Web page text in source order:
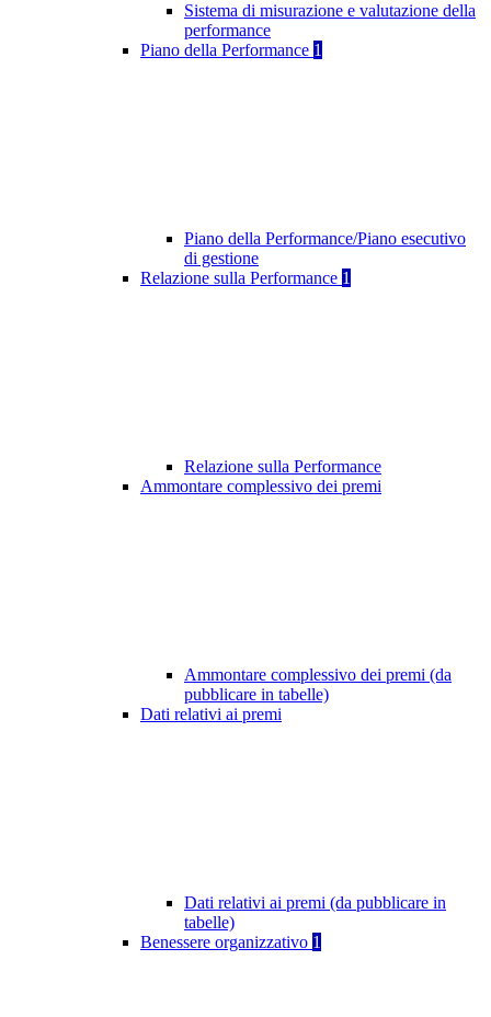
Sistema di misurazione e valutazione della
performance
Piano della Performance 1
Piano della Performance/Piano esecutivo
di gestione
Relazione sulla Performance 1
Relazione sulla Performance
Ammontare complessivo dei premi
Ammontare complessivo dei premi (da
pubblicare in tabelle)
Dati relativi ai premi
Dati relativi ai premi (da pubblicare in
tabelle)
Benessere organizzativo 1